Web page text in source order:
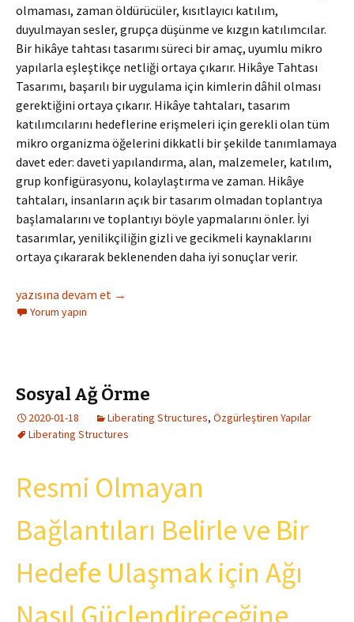
olmaması, zaman öldürücüler, kısıtlayıcı katılım,
duyulmayan sesler, grupça düşünme ve kızgın katılımcılar.
Bir hikâye tahtası tasarımı süreci bir amaç, uyumlu mikro
yapılarla eşleştikçe netliği ortaya çıkarır. Hikâye Tahtası
Tasarımı, başarılı bir uygulama için kimlerin dâhil olması
gerektiğini ortaya çıkarır. Hikâye tahtaları, tasarım
katılımcılarını hedeflerine erişmeleri için gerekli olan tüm
mikro organizma öğelerini dikkatli bir şekilde tanımlamaya
davet eder: daveti yapılandırma, alan, malzemeler, katılım,
grup konfigürasyonu, kolaylaştırma ve zaman. Hikâye
tahtaları, insanların açık bir tasarım olmadan toplantıya
başlamalarını ve toplantıyı böyle yapmalarını önler. İyi
tasarımlar, yenilikçiliğin gizli ve gecikmeli kaynaklarını
ortaya çıkararak beklenenden daha iyi sonuçlar verir.
Hikâye Tahtası Tasarlama – Basit
yazısına devam et →
Yorum yapın
Sosyal Ağ Örme
2020-01-18 Liberating Structures, Özgürleştiren Yapılar
Liberating Structures
Resmi Olmayan
Bağlantıları Belirle ve Bir
Hedefe Ulaşmak için Ağı